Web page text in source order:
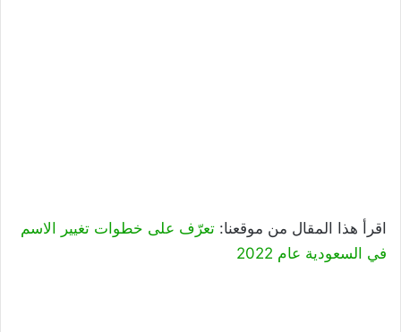
اقرأ هذا المقال من موقعنا: تعرّف على خطوات تغيير الاسم
في السعودية عام 2022